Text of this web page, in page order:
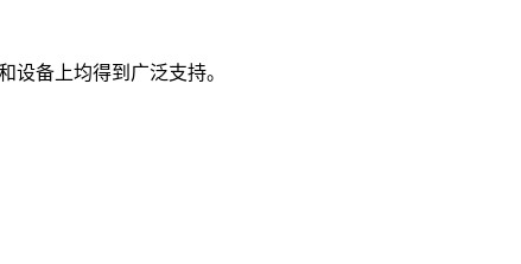
设备上均得到广泛支持。